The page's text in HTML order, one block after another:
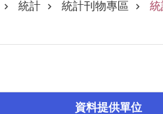
統計 統計刊物專區 統
資料提供單位